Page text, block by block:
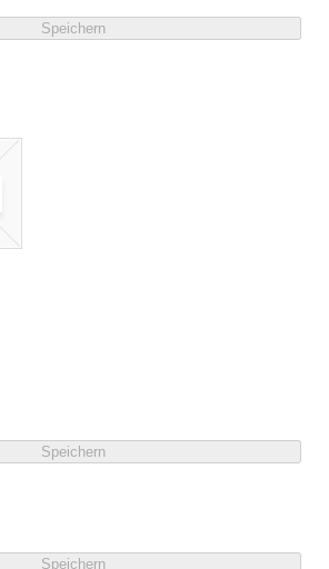
Speichern
Speichern
Speichern